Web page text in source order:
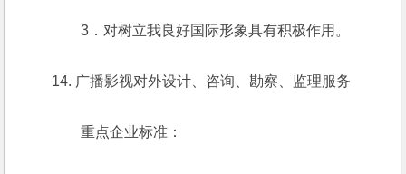
3．对树立我良好国际形象具有积极作用。
14. 广播影视对外设计、咨询、勘察、监理服务
重点企业标准：